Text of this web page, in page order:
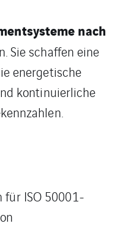
nach
Sie schaffen eine
energetische
kontinuierliche
für ISO 50001-